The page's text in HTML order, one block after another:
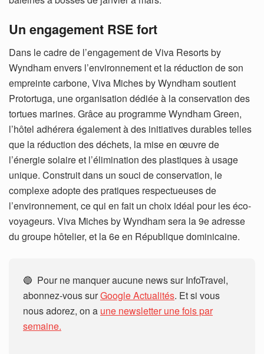
Un engagement RSE fort
Dans le cadre de l’engagement de Viva Resorts by
Wyndham envers l’environnement et la réduction de son
empreinte carbone, Viva Miches by Wyndham soutient
Protortuga, une organisation dédiée à la conservation des
tortues marines. Grâce au programme Wyndham Green,
l’hôtel adhérera également à des initiatives durables telles
que la réduction des déchets, la mise en œuvre de
l’énergie solaire et l’élimination des plastiques à usage
unique. Construit dans un souci de conservation, le
complexe adopte des pratiques respectueuses de
l’environnement, ce qui en fait un choix idéal pour les éco-
voyageurs. Viva Miches by Wyndham sera la 9e adresse
du groupe hôtelier, et la 6e en République dominicaine.
🔵 Pour ne manquer aucune news sur InfoTravel,
abonnez-vous surGoogle Actualités. Et si vous
nous adorez, on a une newsletter une fois par
semaine.